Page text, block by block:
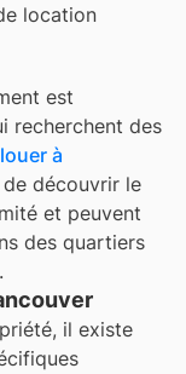
location
est
recherchent des
à
découvrir le
et peuvent
des quartiers
il existe